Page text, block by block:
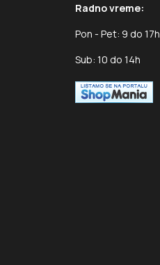
Radno vreme:
Pon - Pet: 9 do 17h
Sub: 10 do 14h